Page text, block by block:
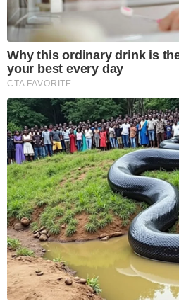
Why this ordinary drink is
your best every day
CTA FAVORITE